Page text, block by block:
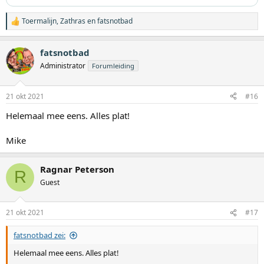
W
a
r
d
e
n
e
:
Toermalijn,Zathras enfatsnotbad
fatsnotbad
Administrator Forumleiding
21 okt 2021 #16
Helemaal mee eens. Alles plat!
Mike
R Ragnar Peterson
Guest
21 okt 2021 #17
fatsnotbad zei:
Helemaal mee eens. Alles plat!